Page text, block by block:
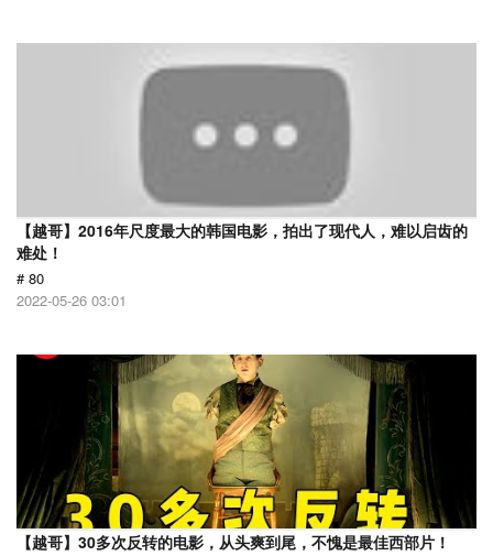
【越哥】2016年尺度最大的韩国电影，拍出了现代人，难以启齿的
难处！
# 80
2022-05-26 03:01
【越哥】30多次反转的电影，从头爽到尾，不愧是最佳西部片！